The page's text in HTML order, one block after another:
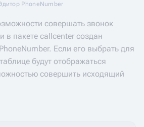
PhoneNumber
совершать звонок
пакете callcenter создан
Если его выбрать для
будут отображаться
совершить исходящий